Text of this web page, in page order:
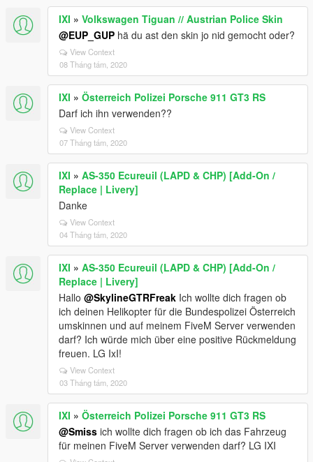
IXI » Volkswagen Tiguan // Austrian Police Skin
@EUP_GUP hä du ast den skin jo nid gemocht oder?
View Context
08 Tháng tám, 2020
IXI » Österreich Polizei Porsche 911 GT3 RS
Darf ich ihn verwenden??
View Context
07 Tháng tám, 2020
IXI » AS-350 Ecureuil (LAPD & CHP) [Add-On /
Replace | Livery]
Danke
View Context
04 Tháng tám, 2020
IXI » AS-350 Ecureuil (LAPD & CHP) [Add-On /
Replace | Livery]
Hallo @SkylineGTRFreak Ich wollte dich fragen ob
ich deinen Helikopter für die Bundespolizei Österreich
umskinnen und auf meinem FiveM Server verwenden
darf? Ich würde mich über eine positive Rückmeldung
freuen. LG IxI!
View Context
03 Tháng tám, 2020
IXI » Österreich Polizei Porsche 911 GT3 RS
@Smiss ich wollte dich fragen ob ich das Fahrzeug
für meinen FiveM Server verwenden darf? LG IXI